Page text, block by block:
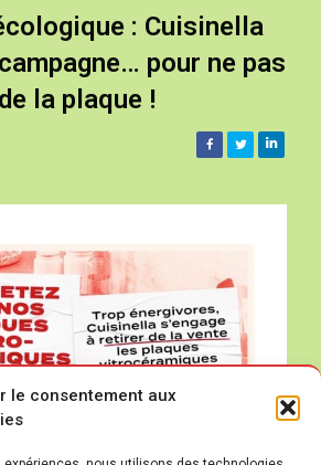
le consentement aux
: Cuisinella
pour ne pas
la plaque !